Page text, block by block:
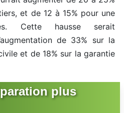
et de 12 à 15% pour une
Cette hausse serait
de 33% sur la
et de 18% sur la garantie
plus